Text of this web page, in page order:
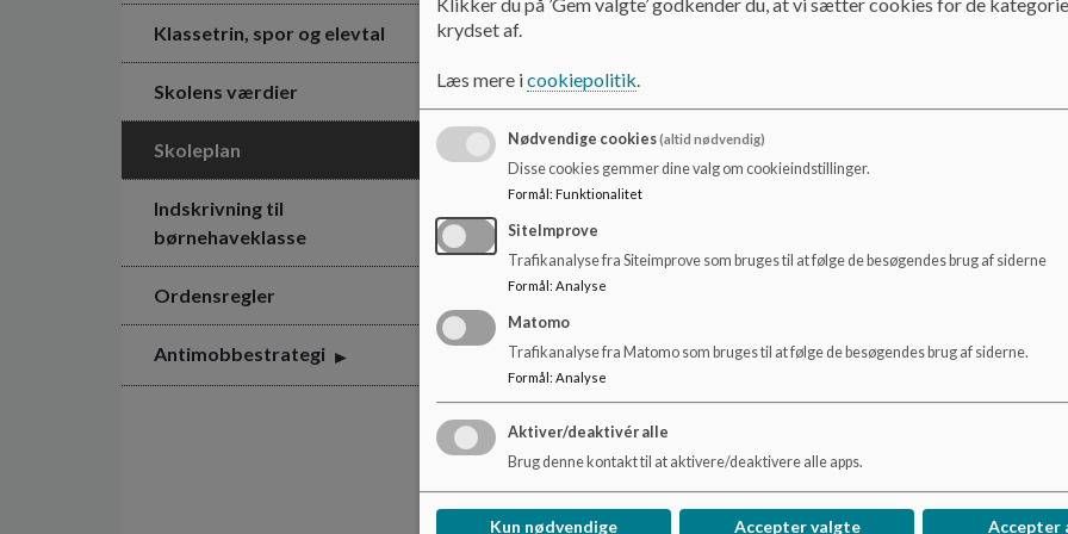
Klassetrin, spor og elevtal
Skolens værdier
Skoleplan
Indskrivning til
børnehaveklasse
Ordensregler
Antimobbestrategi
Dokumenter
Skoleplan 2024 2025 1.0 UI.pdf
Klikker du på ’Gem valgte’ godkender du, at vi sætter cookies for de
krydset af.
Læs mere icookiepolitik.
Nødvendige cookies(altid nødvendig)
Disse cookies gemmer dine valg om cookieindstillinger.
Formål : Funktionalitet
SiteImprove
Trafikanalyse fra Siteimprove som bruges til at følge de besøgendes brug af siderne
Formål : Analyse
Matomo
Trafikanalyse fra Matomo som bruges til at følge de besøgendes brug af siderne.
Formål: Analyse
Aktiver/deaktivér alle
Brug denne kontakt til at aktivere/deaktivere alle apps.
Kun nødvendige Accepter valgte Accepter